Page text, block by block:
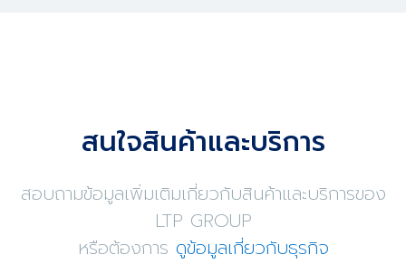
สนใจสินค้าและบริการ
สอบถามข้อมูลเพิ่มเติมเกี่ยวกับสินค้าและบริการของ
LTP GROUP
หรือต้องการ ดูข้อมูลเกี่ยวกับธุรกิจ